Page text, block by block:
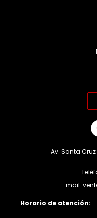
Av. Santa Cruz
mail:
Horario de atención: